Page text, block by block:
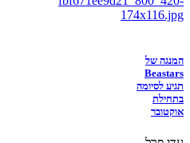
המנגה של
Beastars
תגיע לסיומה
בתחילת
אוקטובר